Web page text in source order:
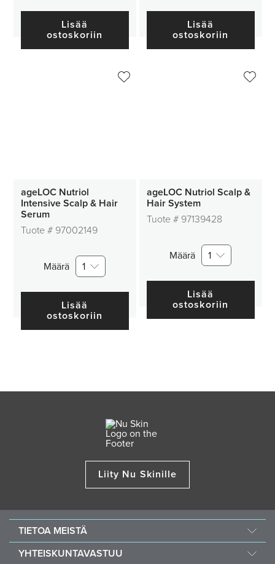
Lisää
ostoskoriin
Lisää
ostoskoriin
ageLOC Nutriol
Intensive Scalp & Hair
Serum
Tuote # 97002149
Määrä 1
Lisää
ostoskoriin
ageLOC Nutriol Scalp &
Hair System
Tuote # 97139428
Määrä 1
Lisää
ostoskoriin
Liity Nu Skinille
TIETOA MEISTÄ
YHTEISKUNTAVASTUU